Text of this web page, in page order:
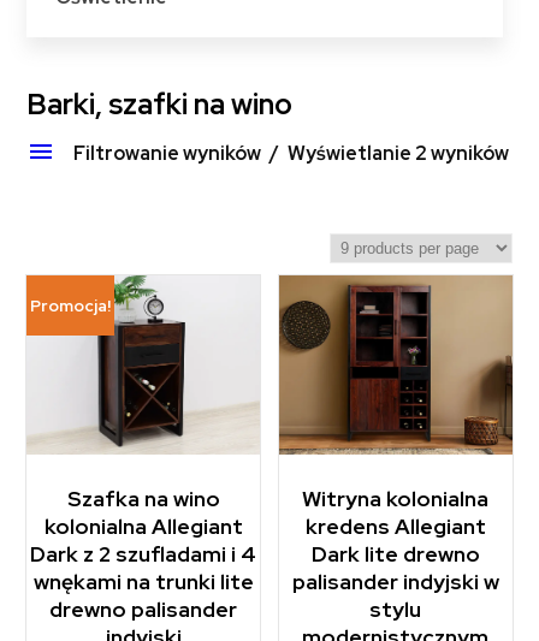
Barki, szafki na wino
Filtrowanie wyników Wyświetlanie 2 wyników
Promocja!
Szafka na wino
kolonialna Allegiant
Dark z 2 szufladami i 4
wnękami na trunki lite
drewno palisander
Witryna kolonialna
kredens Allegiant
Dark lite drewno
palisander indyjski w
stylu